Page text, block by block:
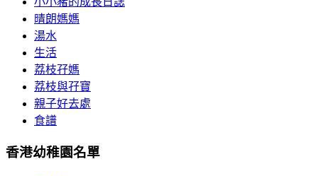
晴朗媽媽
湯水
生活
荔枝孖媽
荔枝與孖寶
親子好去處
食譜
香港幼稚園名單